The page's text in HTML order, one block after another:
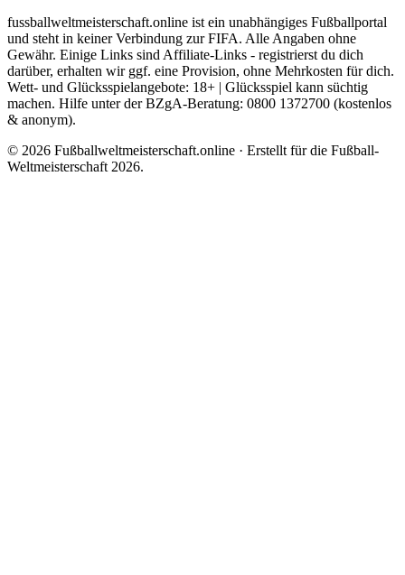
fussballweltmeisterschaft.online ist ein unabhängiges Fußballportal
und steht in keiner Verbindung zur FIFA. Alle Angaben ohne
Gewähr. Einige Links sind Affiliate-Links - registrierst du dich
darüber, erhalten wir ggf. eine Provision, ohne Mehrkosten für dich.
Wett- und Glücksspielangebote: 18+ | Glücksspiel kann süchtig
machen. Hilfe unter der BZgA-Beratung: 0800 1372700 (kostenlos
& anonym).
© 2026 Fußballweltmeisterschaft.online · Erstellt für die Fußball-
Weltmeisterschaft 2026.